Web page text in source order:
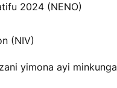
2024 (NENO)
(NIV)
yimona ayi minkunga